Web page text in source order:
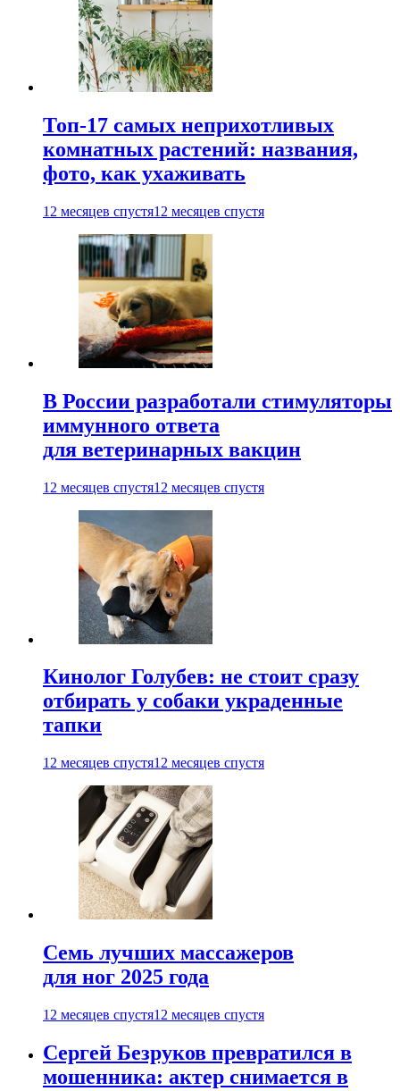
Топ-17 самых неприхотливых
комнатных растений: названия,
фото, как ухаживать
12 месяцев спустя12 месяцев спустя
В России разработали стимуляторы
иммунного ответа
для ветеринарных вакцин
12 месяцев спустя12 месяцев спустя
Кинолог Голубев: не стоит сразу
отбирать у собаки украденные
тапки
12 месяцев спустя12 месяцев спустя
Семь лучших массажеров
для ног 2025 года
12 месяцев спустя12 месяцев спустя
Сергей Безруков превратился в
мошенника: актер снимается в